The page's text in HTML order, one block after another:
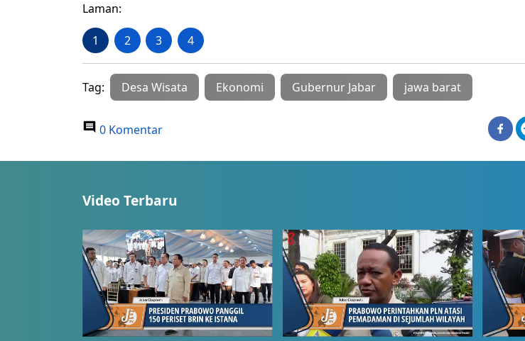
Laman:
1 2 3 4
Tag: Desa Wisata Ekonomi Gubernur Jabar jawa barat
0 Komentar
Video Terbaru